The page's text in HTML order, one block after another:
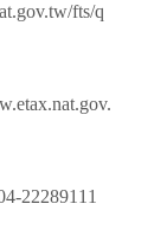
fts/q
22289111